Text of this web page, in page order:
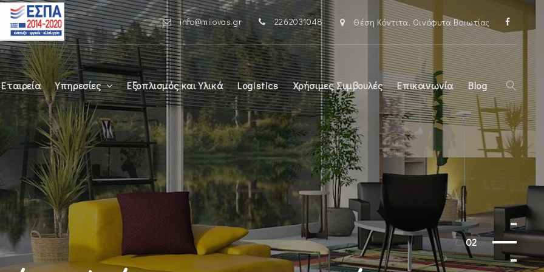
info@milovas.gr 2262031048 Θέση Κόντιτα, Οινόφυτα Βοιωτίας
Υπηρεσίες Εξοπλισμός και Υλικά Logistics Χρήσιμες Συμβουλές Επικοινωνία Blog
02